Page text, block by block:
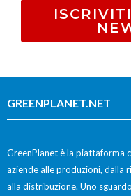
GREENPLANET.NET
GreenPlanet è la piattaforma
aziende alle produzioni, dalla
alla distribuzione. Uno